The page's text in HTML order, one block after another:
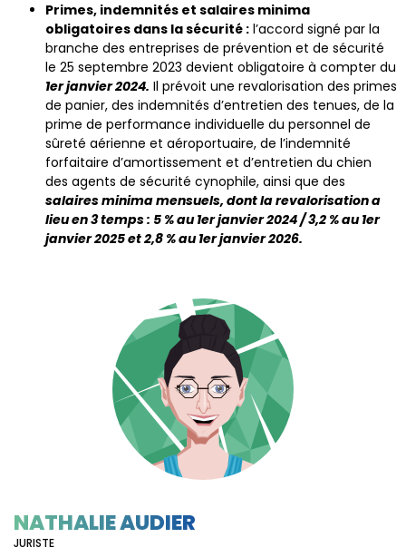
Primes, indemnités et salaires minima
obligatoires dans la sécurité : l’accord signé par la
branche des entreprises de prévention et de sécurité
le 25 septembre 2023 devient obligatoire à compter du
1er janvier 2024. Il prévoit une revalorisation des primes
de panier, des indemnités d’entretien des tenues, de la
prime de performance individuelle du personnel de
sûreté aérienne et aéroportuaire, de l’indemnité
forfaitaire d’amortissement et d’entretien du chien
des agents de sécurité cynophile, ainsi que des
salaires minima mensuels, dont la revalorisation a
lieu en 3 temps : 5 % au 1er janvier 2024 / 3,2 % au 1er
janvier 2025 et 2,8 % au 1er janvier 2026.
NATHALIE AUDIER
JURISTE